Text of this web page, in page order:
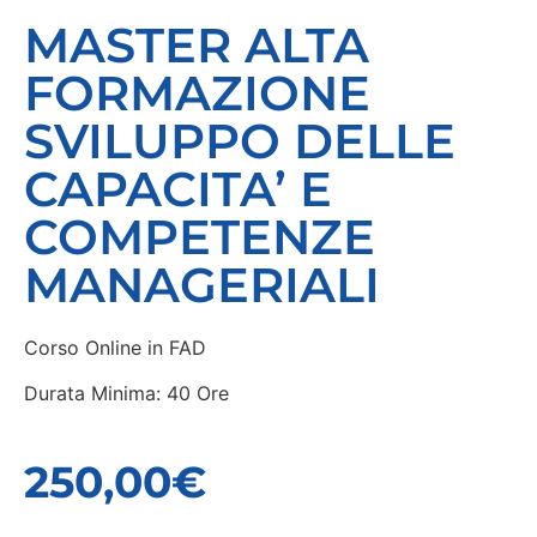
MASTER ALTA
FORMAZIONE
SVILUPPO DELLE
CAPACITA’ E
COMPETENZE
MANAGERIALI
Corso Online in FAD
Durata Minima: 40 Ore
250,00€